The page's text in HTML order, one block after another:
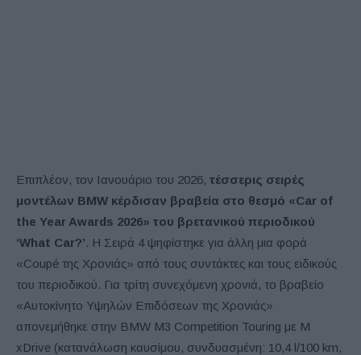
Επιπλέον, τον Ιανουάριο του 2026, τέσσερις σειρές
μοντέλων BMW κέρδισαν βραβεία στο θεσμό «Car of
the Year Awards 2026» του βρετανικού περιοδικού
‘What Car?’. Η Σειρά 4 ψηφίστηκε για άλλη μια φορά
«Coupé της Χρονιάς» από τους συντάκτες και τους ειδικούς
του περιοδικού. Για τρίτη συνεχόμενη χρονιά, το βραβείο
«Αυτοκίνητο Υψηλών Επιδόσεων της Χρονιάς»
απονεμήθηκε στην BMW M3 Competition Touring με M
xDrive (κατανάλωση καυσίμου, συνδυασμένη: 10,4 l/100 km,